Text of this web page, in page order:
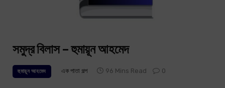
সমুদ্র বিলাস – হুমায়ূন আহমেদ
হুমায়ূন আহমেদ এক পাতা গল্প 96 Mins Read 0